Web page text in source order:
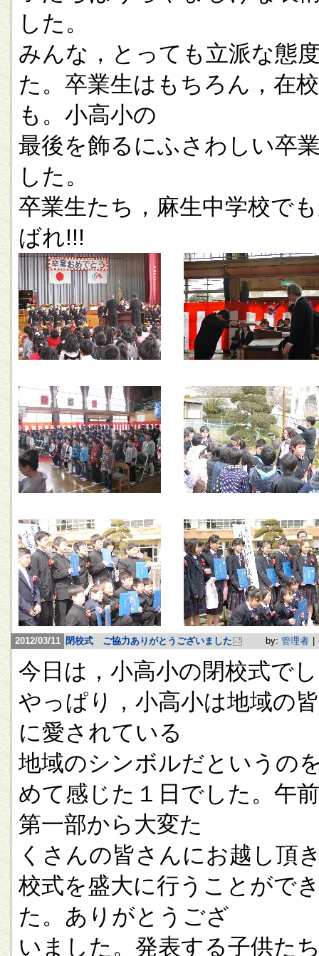
した。
みんな，とっても立派な態
た。卒業生はもちろん，在
も。小高小の
最後を飾るにふさわしい卒
した。
卒業生たち，麻生中学校で
ばれ!!!
2012/03/11 閉校式 ご協力ありがとうございました by: 管理者
今日は，小高小の閉校式で
やっぱり，小高小は地域の
に愛されている
地域のシンボルだというの
めて感じた１日でした。午
第一部から大変た
くさんの皆さんにお越し頂
校式を盛大に行うことがで
た。ありがとうござ
いました。発表する子供た